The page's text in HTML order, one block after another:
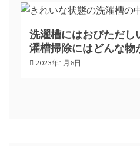
洗濯槽にはおびただ
濯槽掃除にはどんな物
2023年1月6日